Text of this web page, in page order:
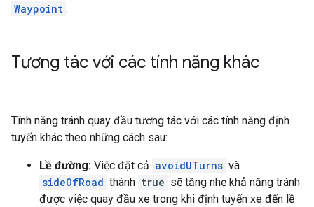
Waypoint .
Tương tác với các tính năng khác
Tính năng tránh quay đầu tương tác với các tính năng định
tuyến khác theo những cách sau:
Lề đường: Việc đặt cả avoidUTurns và
sideOfRoad thành true sẽ tăng nhẹ khả năng tránh
được việc quay đầu xe trong khi định tuyến xe đến lề